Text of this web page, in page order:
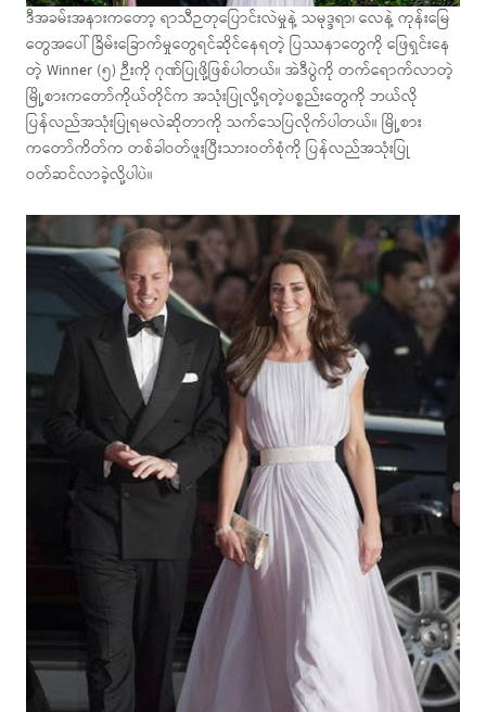
ဒီအခမ်းအနားကတော့ ရာသီဉတုပြောင်းလဲမှုနဲ့ သမုဒ္ဒရာ၊ လေနဲ့ ကုန်းမြေ
တွေအပေါ် ခြိမ်းခြောက်မှုတွေရင်ဆိုင်နေရတဲ့ ပြဿနာတွေကို ဖြေရှင်းနေ
တဲ့ Winner (၅) ဉီးကို ဂုဏ်ပြုဖို့ဖြစ်ပါတယ်။ အဲဒီပွဲကို တက်ရောက်လာတဲ့
မြို့စားကတော်ကိုယ်တိုင်က အသုံးပြုလို့ရတဲ့ပစ္စည်းတွေကို ဘယ်လို
ပြန်လည်အသုံးပြုရမလဲဆိုတာကို သက်သေပြလိုက်ပါတယ်။ မြို့စား
ကတော်ကိတ်က တစ်ခါဝတ်ဖူးပြီးသားဝတ်စုံကို ပြန်လည်အသုံးပြု
ဝတ်ဆင်လာခဲ့လို့ပါပဲ။